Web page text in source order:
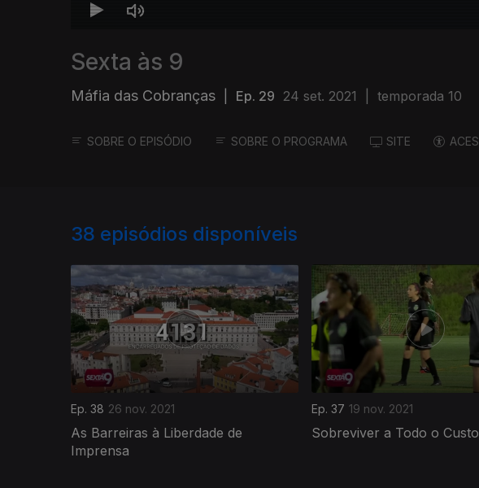
Sexta às 9
Máfia das Cobranças Ep. 29 24 set. 2021 temporada 10
SOBRE O EPISÓDIO SOBRE O PROGRAMA SITE
38 episódios disponíveis
Ep. 38 26 nov. 2021
As Barreiras à Liberdade de
Imprensa
Ep. 37 19 nov. 2021
Sobreviver a Todo o Custo